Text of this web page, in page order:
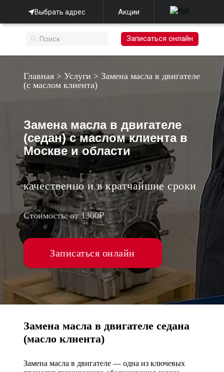
Выбрать адрес Акции
Записаться онлайн
Главная> Услуги > Замена масла в двигателе
(с маслом клиента)
Замена масла в двигателе
(седан) с маслом клиента в
Москве и области
качественно и в кратчайшие сроки
Стоимость: от 1300₽
Записаться онлайн
Замена масла в двигателе седана
(масло клиента)
Замена масла в двигателе — одна из ключевых